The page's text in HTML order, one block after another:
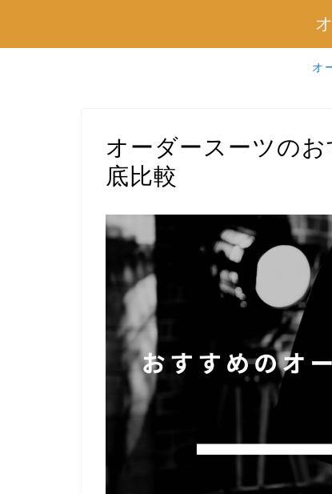
オ
オーダースーツの
底比較